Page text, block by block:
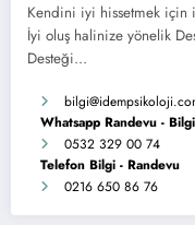
Kendini iyi hissetmek için
İyi oluş halinize yönelik
Desteği…
bilgi
Whatsapp Randevu - Bilgi
0532 329 00 74
Telefon Bilgi - Randevu
0216 650 86 76